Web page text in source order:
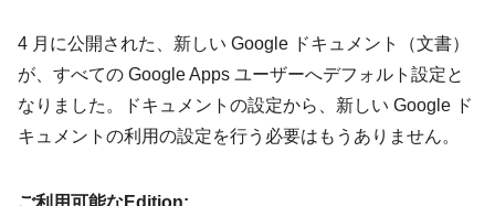
4 月に公開された、新しい Google ドキュメント（文書）
が、すべての Google Apps ユーザーへデフォルト設定と
なりました。ドキュメントの設定から、新しい Google ド
キュメントの利用の設定を行う必要はもうありません。
ご利用可能なEdition: